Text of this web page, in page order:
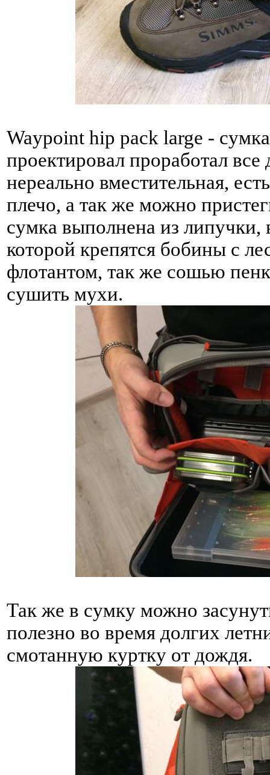
Waypoint hip pack large -
проектировал проработал
нереально вместительная,
плечо, а так же можно
сумка выполнена из липучки,
которой крепятся бобины с
флотантом, так же сошью
сушить мухи.
Так же в сумку можно
полезно во время долгих
смотанную куртку от дождя.